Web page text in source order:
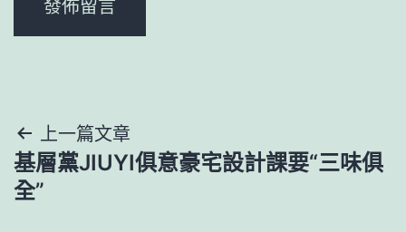
文
章
上一篇文章
基層黨JIUYI俱意豪宅設計課要“三味俱
全”